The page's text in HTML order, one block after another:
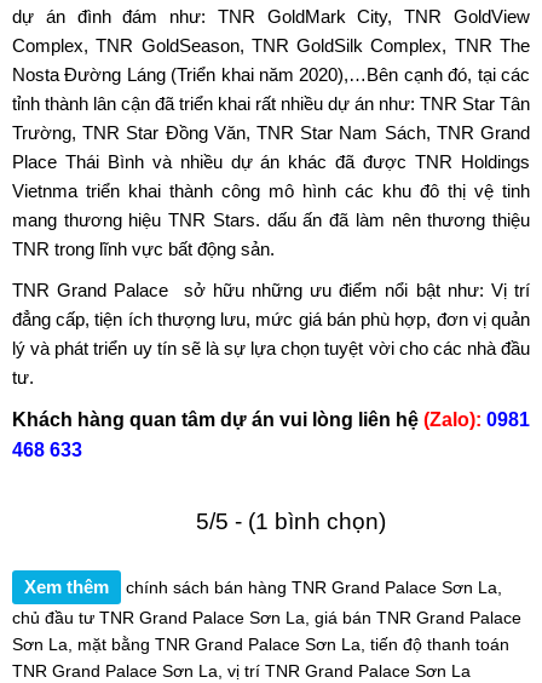
dự án đình đám như: TNR GoldMark City, TNR GoldView
Complex, TNR GoldSeason, TNR GoldSilk Complex, TNR The
Nosta Đường Láng (Triển khai năm 2020),…Bên cạnh đó, tại các
tỉnh thành lân cận đã triển khai rất nhiều dự án như: TNR Star Tân
Trường, TNR Star Đồng Văn, TNR Star Nam Sách, TNR Grand
Place Thái Bình và nhiều dự án khác đã được TNR Holdings
Vietnma triển khai thành công mô hình các khu đô thị vệ tinh
mang thương hiệu TNR Stars. dấu ấn đã làm nên thương thiệu
TNR trong lĩnh vực bất động sản.
TNR Grand Palace sở hữu những ưu điểm nổi bật như: Vị trí
đẳng cấp, tiện ích thượng lưu, mức giá bán phù hợp, đơn vị quản
lý và phát triển uy tín sẽ là sự lựa chọn tuyệt vời cho các nhà đầu
tư.
Khách hàng quan tâm dự án vui lòng liên hệ (Zalo): 0981
468 633
5/5 - (1 bình chọn)
Xem thêm chính sách bán hàng TNR Grand Palace Sơn La,
chủ đầu tư TNR Grand Palace Sơn La, giá bán TNR Grand Palace
Sơn La, mặt bằng TNR Grand Palace Sơn La, tiến độ thanh toán
TNR Grand Palace Sơn La, vị trí TNR Grand Palace Sơn La